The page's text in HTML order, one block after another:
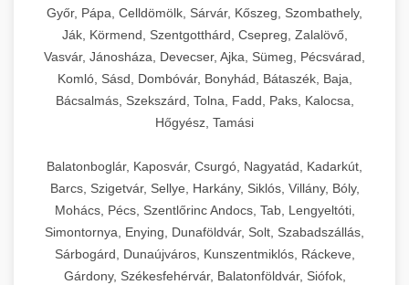
Győr, Pápa, Celldömölk, Sárvár, Kőszeg, Szombathely,
Ják, Körmend, Szentgotthárd, Csepreg, Zalalövő,
Vasvár, Jánosháza, Devecser, Ajka, Sümeg, Pécsvárad,
Komló, Sásd, Dombóvár, Bonyhád, Bátaszék, Baja,
Bácsalmás, Szekszárd, Tolna, Fadd, Paks, Kalocsa,
Hőgyész, Tamási
Balatonboglár, Kaposvár, Csurgó, Nagyatád, Kadarkút,
Barcs, Szigetvár, Sellye, Harkány, Siklós, Villány, Bóly,
Mohács, Pécs, Szentlőrinc Andocs, Tab, Lengyeltóti,
Simontornya, Enying, Dunaföldvár, Solt, Szabadszállás,
Sárbogárd, Dunaújváros, Kunszentmiklós, Ráckeve,
Gárdony, Székesfehérvár, Balatonföldvár, Siófok,